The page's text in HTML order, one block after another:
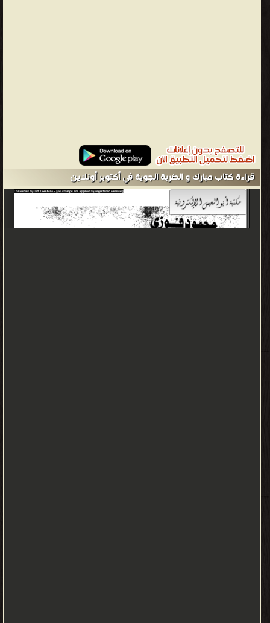
أكتوبر أنها أعلى من 2.5% دون حساب خسائر المروحيات وما عليها من
مقاتلين الصاعقة والتي حدثت كنتيجة مباشرة لإلغاء الضربة الجوية الثانية
وفقاً لبعض العسكريين. وهذا من شأنه أن يؤكد أن الضربة الجوية
الأولى لم تكن بهذا القدر من النجاح ليتثنى للطيران الإسرائيلي أن يخرج
من نفس المطارات التي استُهدفت من قبل ليهاجم المروحيات المصرية
المفتقرة للغطاء الجوي ويسقط معظمها بسهولة، فضلاً عن ذلك فإن
قراءة كتاب مبارك و الضربة الجوية في أكتوبر أونلاين